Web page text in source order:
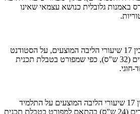
באמנות גלובלית כנושא עצמאי שאינו
מבין 17 שיעורי הליבה המוצעים, על הסטודנט
להשתתף ב-16 שעורים (32 ש"ס), כפי שמפורט בטבלת תכנית
חוגי.
: מבין 17 שיעורי הליבה המוצעים על התלמיד
להשתתף ב-12 שיעורים (24 ש"ס) בהתאם למפורט בטבלת תכנית